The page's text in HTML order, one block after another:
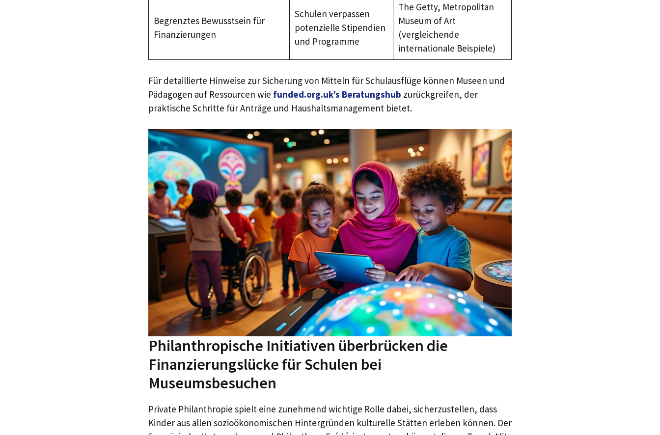
Begrenztes Bewusstsein für
Finanzierungen
Schulen verpassen
potenzielle Stipendien
und Programme
The Getty, Metropolitan
Museum of Art
(vergleichende
internationale Beispiele)
Für detaillierte Hinweise zur Sicherung von Mitteln für Schulausflüge können Museen und
Pädagogen auf Ressourcen wie funded.org.uk’s Beratungshub zurückgreifen, der
praktische Schritte für Anträge und Haushaltsmanagement bietet.
Philanthropische Initiativen überbrücken die
Finanzierungslücke für Schulen bei
Museumsbesuchen
Private Philanthropie spielt eine zunehmend wichtige Rolle dabei, sicherzustellen, dass
Kinder aus allen sozioökonomischen Hintergründen kulturelle Stätten erleben können. Der